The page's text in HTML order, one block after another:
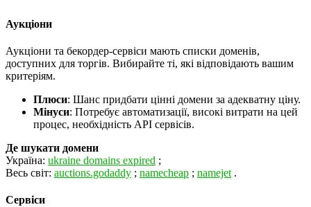
Аукціони
Аукціони та бекордер-сервіси мають списки доменів,
доступних для торгів. Вибирайте ті, які відповідають вашим
критеріям.
Плюси: Шанс придбати цінні домени за адекватну ціну.
Мінуси: Потребує автоматизації, високі витрати на цей
процес, необхідність API сервісів.
Де шукати домени
Україна: ukraine domains expired ;
Весь світ: auctions.godaddy ; namecheap ; namejet .
Сервіси